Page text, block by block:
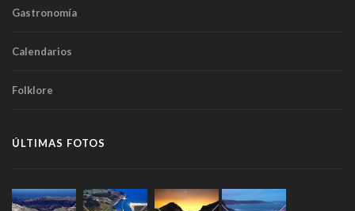
Gastronomía
Calendarios
Folklore
ÚLTIMAS FOTOS